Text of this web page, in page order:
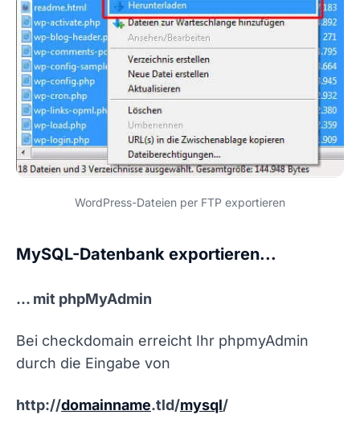
WordPress-Dateien per FTP exportieren
MySQL-Datenbank exportieren...
... mit phpMyAdmin
Bei checkdomain erreicht Ihr phpmyAdmin
durch die Eingabe von
http://domainname.tld/mysql/